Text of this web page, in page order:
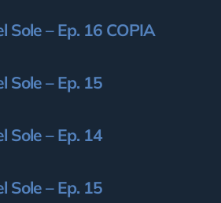
Sole – Ep. 16 COPIA
Sole – Ep. 15
Sole – Ep. 14
Sole – Ep. 15